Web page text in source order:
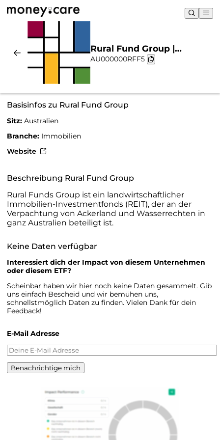
Rural Fund Group |
Nachhaltigkeit & Chart
AU000000RFF5
Basisinfos zu Rural Fund Group
Sitz: Australien
Branche: Immobilien
Website
Beschreibung Rural Fund Group
Rural Funds Group ist ein landwirtschaftlicher
Immobilien-Investmentfonds (REIT), der an der
Verpachtung von Ackerland und Wasserrechten in
ganz Australien beteiligt ist.
Keine Daten verfügbar
Interessiert dich der Impact von diesem Unternehmen
oder diesem ETF?
Scheinbar haben wir hier noch keine Daten gesammelt. Gib
uns einfach Bescheid und wir bemühen uns,
schnellstmöglich Daten zu finden. Vielen Dank für dein
Feedback!
E-Mail Adresse
Benachrichtige mich